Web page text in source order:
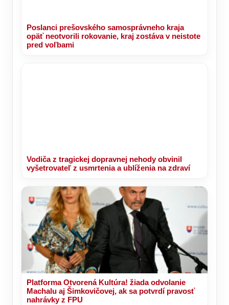
Poslanci prešovského samosprávneho kraja
opäť neotvorili rokovanie, kraj zostáva v neistote
pred voľbami
Vodiča z tragickej dopravnej nehody obvinil
vyšetrovateľ z usmrtenia a ublíženia na zdraví
Platforma Otvorená Kultúra! žiada odvolanie
Machalu aj Šimkovičovej, ak sa potvrdí pravosť
nahrávky z FPU